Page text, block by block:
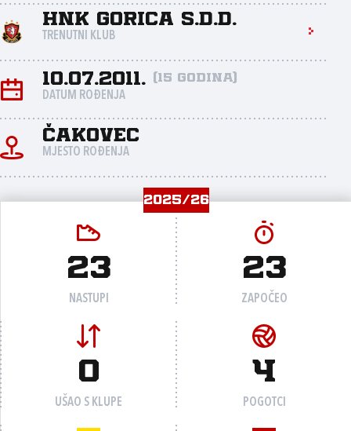
HNK Gorica s.d.d.
TRENUTNI KLUB
10.07.2011. (15 godina)
DATUM ROĐENJA
Čakovec
MJESTO ROĐENJA
2025/26
23
NASTUPI
23
ZAPOČEO
0
UŠAO S KLUPE
4
POGOTCI